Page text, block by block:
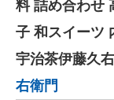
料 詰め合わせ
子 和スイーツ
宇治茶伊藤久
右衛門